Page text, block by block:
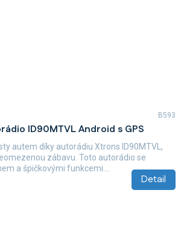
ID90MTVL Android s GPS
Detail
autem díky autorádiu Xtrons ID90MTVL,
zábavu. Toto autorádio se
a špičkovými funkcemi....
B593